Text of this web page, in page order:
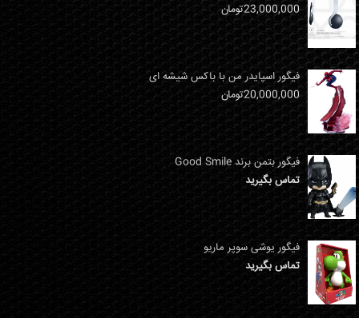
23,000,000تومان
فیگور اسپایدر من با باکس شیشه ای
20,000,000تومان
فیگور بتمن برند Good Smile
تماس بگیرید
فیگور یوشی سوپر ماریو
تماس بگیرید